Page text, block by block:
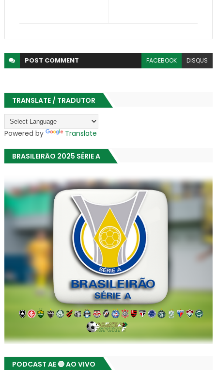
POST COMMENT FACEBOOK DISQUS
TRANSLATE / TRADUTOR
Powered by Translate
BRASILEIRÃO 2025 SÉRIE A
PODCAST AE 🔴 AO VIVO